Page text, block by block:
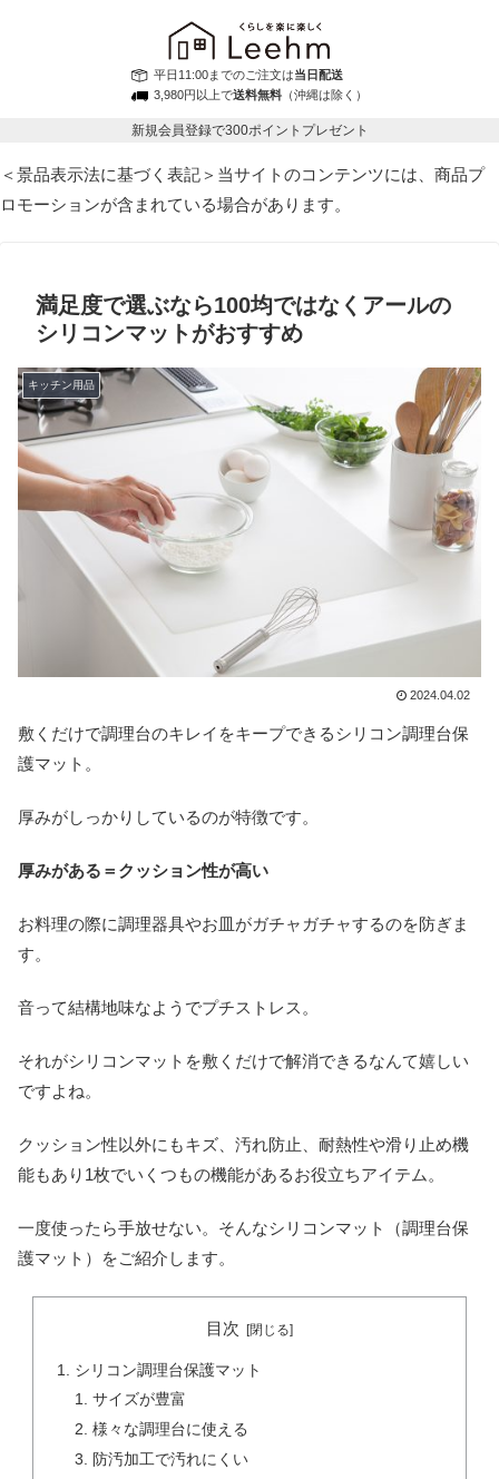
平日11:00までのご注文は当日配送
3,980円以上で送料無料 （沖縄は除く）
新規会員登録で300ポイントプレゼント
＜景品表示法に基づく表記＞当サイトのコンテンツには、商品プ
ロモーションが含まれている場合があります。
満足度で選ぶなら100均ではなくアールの
シリコンマットがおすすめ
キッチン用品
2024.04.02
敷くだけで調理台のキレイをキープできるシリコン調理台保
護マット。
厚みがしっかりしているのが特徴です。
厚みがある＝クッション性が高い
お料理の際に調理器具やお皿がガチャガチャするのを防ぎま
す。
音って結構地味なようでプチストレス。
それがシリコンマットを敷くだけで解消できるなんて嬉しい
ですよね。
クッション性以外にもキズ、汚れ防止、耐熱性や滑り止め機
能もあり1枚でいくつもの機能があるお役立ちアイテム。
一度使ったら手放せない。そんなシリコンマット（調理台保
護マット）をご紹介します。
目次
シリコン調理台保護マット
サイズが豊富
様々な調理台に使える
防汚加工で汚れにくい